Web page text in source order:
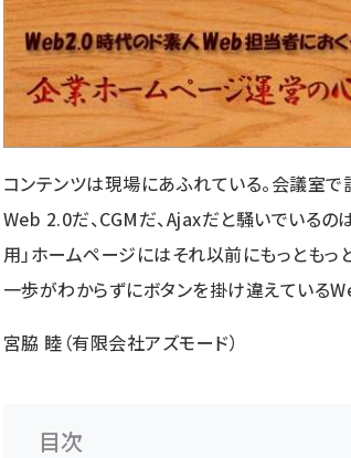
コンテンツは現場にあふれている。会議室で
Web 2.0だ、CGMだ、Ajaxだと騒いでいるの
用」ホームページにはそれ以前にもっとも
一歩がわからずにボタンを掛け違えている
宮脇 睦（有限会社アズモード）
目次